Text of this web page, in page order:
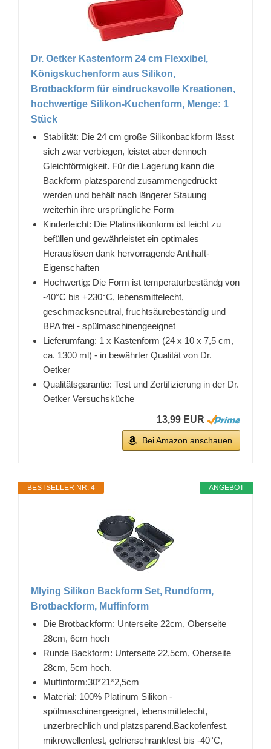
Dr. Oetker Kastenform 24 cm Flexxibel,
Königskuchenform aus Silikon,
Brotbackform für eindrucksvolle Kreationen,
hochwertige Silikon-Kuchenform, Menge: 1
Stück
Stabilität: Die 24 cm große Silikonbackform lässt
sich zwar verbiegen, leistet aber dennoch
Gleichförmigkeit. Für die Lagerung kann die
Backform platzsparend zusammengedrückt
werden und behält nach längerer Stauung
weiterhin ihre ursprüngliche Form
Kinderleicht: Die Platinsilikonform ist leicht zu
befüllen und gewährleistet ein optimales
Herauslösen dank hervorragende Antihaft-
Eigenschaften
Hochwertig: Die Form ist temperaturbeständg von
-40°C bis +230°C, lebensmittelecht,
geschmacksneutral, fruchtsäurebeständig und
BPA frei - spülmaschinengeeignet
Lieferumfang: 1 x Kastenform (24 x 10 x 7,5 cm,
ca. 1300 ml) - in bewährter Qualität von Dr.
Oetker
Qualitätsgarantie: Test und Zertifizierung in der Dr.
Oetker Versuchsküche
13,99 EUR
Bei Amazon anschauen
ANGEBOT
BESTSELLER NR. 4
Mlying Silikon Backform Set, Rundform,
Brotbackform, Muffinform
Die Brotbackform: Unterseite 22cm, Oberseite
28cm, 6cm hoch
Runde Backform: Unterseite 22,5cm, Oberseite
28cm, 5cm hoch.
Muffinform:30*21*2,5cm
Material: 100% Platinum Silikon -
spülmaschinengeeignet, lebensmittelecht,
unzerbrechlich und platzsparend.Backofenfest,
mikrowellenfest, gefrierschrankfest bis -40°C,